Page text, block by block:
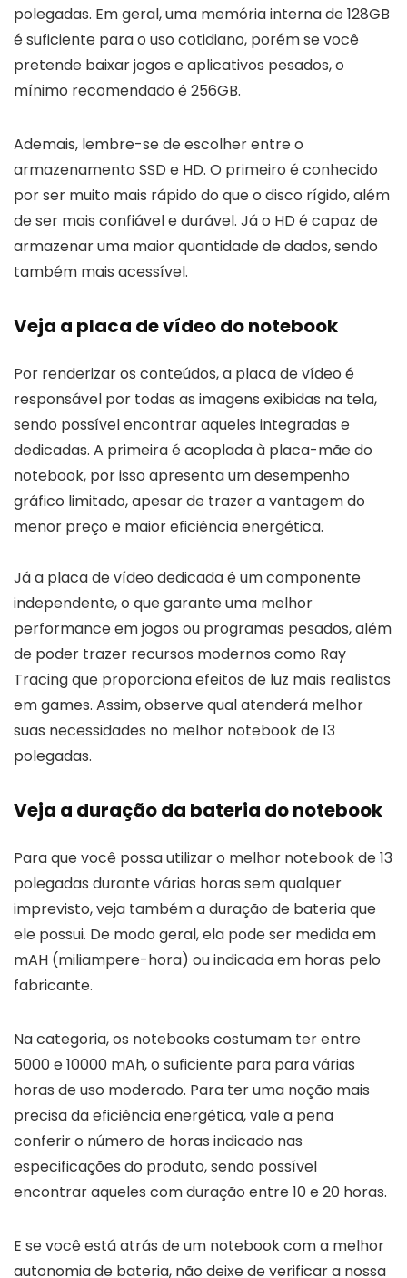
polegadas. Em geral, uma memória interna de 128GB
é suficiente para o uso cotidiano, porém se você
pretende baixar jogos e aplicativos pesados, o
mínimo recomendado é 256GB.
Ademais, lembre-se de escolher entre o
armazenamento SSD e HD. O primeiro é conhecido
por ser muito mais rápido do que o disco rígido, além
de ser mais confiável e durável. Já o HD é capaz de
armazenar uma maior quantidade de dados, sendo
também mais acessível.
Veja a placa de vídeo do notebook
Por renderizar os conteúdos, a placa de vídeo é
responsável por todas as imagens exibidas na tela,
sendo possível encontrar aqueles integradas e
dedicadas. A primeira é acoplada à placa-mãe do
notebook, por isso apresenta um desempenho
gráfico limitado, apesar de trazer a vantagem do
menor preço e maior eficiência energética.
Já a placa de vídeo dedicada é um componente
independente, o que garante uma melhor
performance em jogos ou programas pesados, além
de poder trazer recursos modernos como Ray
Tracing que proporciona efeitos de luz mais realistas
em games. Assim, observe qual atenderá melhor
suas necessidades no melhor notebook de 13
polegadas.
Veja a duração da bateria do notebook
Para que você possa utilizar o melhor notebook de 13
polegadas durante várias horas sem qualquer
imprevisto, veja também a duração de bateria que
ele possui. De modo geral, ela pode ser medida em
mAH (miliampere-hora) ou indicada em horas pelo
fabricante.
Na categoria, os notebooks costumam ter entre
5000 e 10000 mAh, o suficiente para para várias
horas de uso moderado. Para ter uma noção mais
precisa da eficiência energética, vale a pena
conferir o número de horas indicado nas
especificações do produto, sendo possível
encontrar aqueles com duração entre 10 e 20 horas.
E se você está atrás de um notebook com a melhor
autonomia de bateria, não deixe de verificar a nossa